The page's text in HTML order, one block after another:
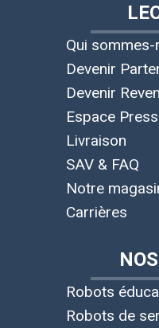
Qui sommes-
Devenir
Devenir
Espace
Livraison
SAV & FAQ
Notre
Carrières
Robots
Robots de